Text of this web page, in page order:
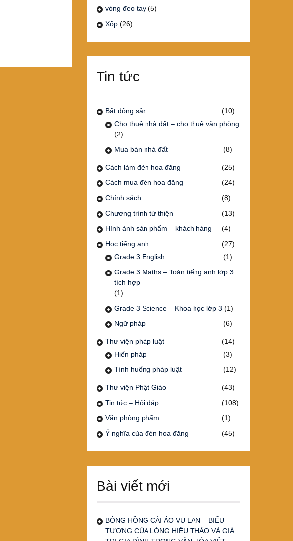
vòng đeo tay (5)
Xốp (26)
Tin tức
Bất động sản
(10)
Cho thuê nhà đất – cho thuê văn phòng
(2)
Mua bán nhà đất
(8)
Cách làm đèn hoa đăng
(25)
Cách mua đèn hoa đăng
(24)
Chính sách
(8)
Chương trình từ thiện
(13)
Hình ảnh sản phẩm – khách hàng
(4)
Học tiếng anh
(27)
Grade 3 English
(1)
Grade 3 Maths – Toán tiếng anh lớp 3
tích hợp
(1)
Grade 3 Science – Khoa học lớp 3 (1)
Ngữ pháp
(6)
Thư viện pháp luật
(14)
Hiến pháp
(3)
Tình huống pháp luật
(12)
Thư viện Phật Giáo
(43)
Tin tức – Hỏi đáp
(108)
Văn phòng phẩm
(1)
Ý nghĩa của đèn hoa đăng
(45)
Bài viết mới
BÔNG HỒNG CÀI ÁO VU LAN – BIỂU
TƯỢNG CỦA LÒNG HIẾU THẢO VÀ GIÁ